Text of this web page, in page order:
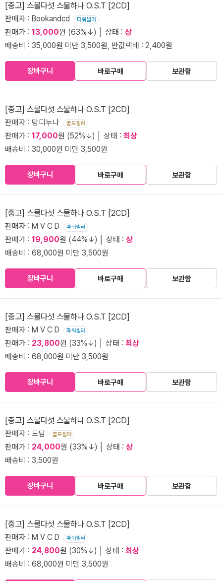
[중고] 스물다섯 스물하나 O.S.T [2CD]
판매자 : Bookandcd 파워셀러
판매가 : 13,000원 (63%↓) │ 상태 : 상
배송비 : 35,000원 미만 3,500원, 반값택배 : 2,400원
장바구니 바로구매 보관함
[중고] 스물다섯 스물하나 O.S.T [2CD]
판매자 : 망디누나 골드셀러
판매가 : 17,000원 (52%↓) │ 상태 : 최상
배송비 : 30,000원 미만 3,500원
장바구니 바로구매 보관함
[중고] 스물다섯 스물하나 O.S.T [2CD]
판매자 : M V C D 파워셀러
판매가 : 19,900원 (44%↓) │ 상태 : 상
배송비 : 68,000원 미만 3,500원
장바구니 바로구매 보관함
[중고] 스물다섯 스물하나 O.S.T [2CD]
판매자 : M V C D 파워셀러
판매가 : 23,800원 (33%↓) │ 상태 : 최상
배송비 : 68,000원 미만 3,500원
장바구니 바로구매 보관함
[중고] 스물다섯 스물하나 O.S.T [2CD]
판매자 : 도담 골드셀러
판매가 : 24,000원 (33%↓) │ 상태 : 상
배송비 : 3,500원
장바구니 바로구매 보관함
[중고] 스물다섯 스물하나 O.S.T [2CD]
판매자 : M V C D 파워셀러
판매가 : 24,800원 (30%↓) │ 상태 : 최상
배송비 : 68,000원 미만 3,500원